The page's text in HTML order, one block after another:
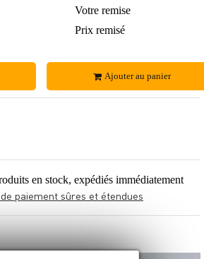
Votre remise
Prix remisé
Ajouter au panier
en stock, expédiés immédiatement
paiement sûres et étendues